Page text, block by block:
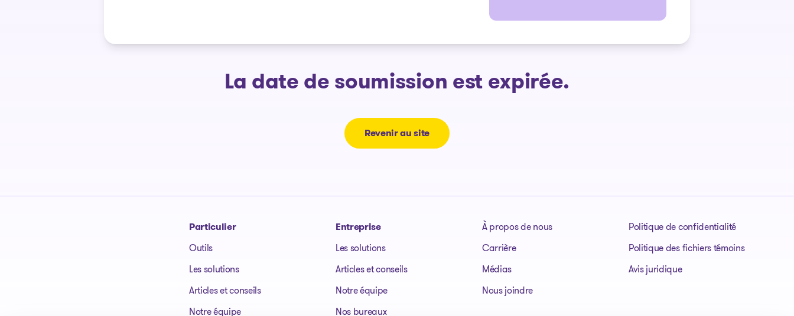
La date de soumission est expirée.
Revenir au site
Particulier
Outils
Les solutions
Articles et conseils
Notre équipe
Entreprise
Les solutions
Articles et conseils
Notre équipe
Nos bureaux
À propos de nous
Carrière
Médias
Nous joindre
Politique de confidentialité
Politique des fichiers témoins
Avis juridique